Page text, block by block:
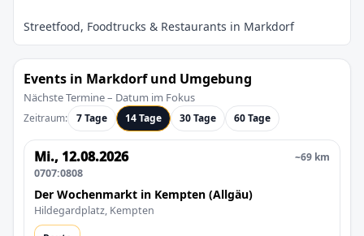
Events in Markdorf und Umgebung
Nächste Termine – Datum im Fokus
Zeitraum: 7 Tage 14 Tage 30 Tage 60 Tage
Mi., 12.08.2026
0707:0808
~69 km
Der Wochenmarkt in Kempten (Allgäu)
Hildegardplatz, Kempten